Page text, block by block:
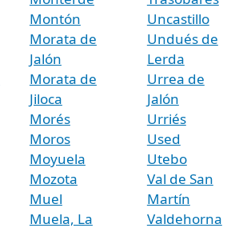
Montón
Morata de
Jalón
Morata de
Jiloca
Morés
Moros
Moyuela
Mozota
Muel
Muela, La
Uncastillo
Undués de
Lerda
Urrea de
Jalón
Urriés
Used
Utebo
Val de San
Martín
Valdehorna